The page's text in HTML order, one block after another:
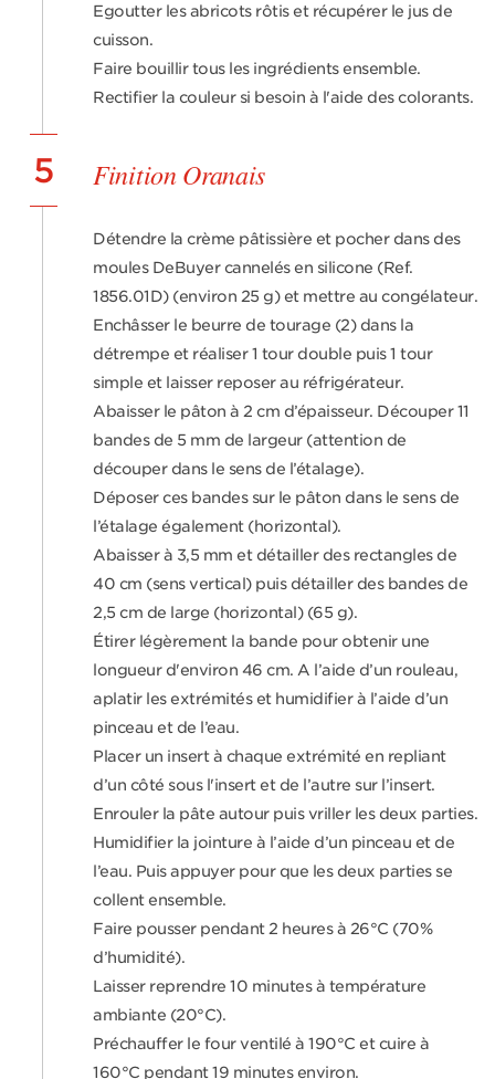
Egoutter les abricots rôtis et récupérer le jus de
cuisson.
Faire bouillir tous les ingrédients ensemble.
Rectifier la couleur si besoin à l'aide des colorants.
5 Finition Oranais
Détendre la crème pâtissière et pocher dans des
moules DeBuyer cannelés en silicone (Ref.
1856.01D) (environ 25 g) et mettre au congélateur.
Enchâsser le beurre de tourage (2) dans la
détrempe et réaliser 1 tour double puis 1 tour
simple et laisser reposer au réfrigérateur.
Abaisser le pâton à 2 cm d’épaisseur. Découper 11
bandes de 5 mm de largeur (attention de
découper dans le sens de l’étalage).
Déposer ces bandes sur le pâton dans le sens de
l’étalage également (horizontal).
Abaisser à 3,5 mm et détailler des rectangles de
40 cm (sens vertical) puis détailler des bandes de
2,5 cm de large (horizontal) (65 g).
Étirer légèrement la bande pour obtenir une
longueur d'environ 46 cm. A l’aide d’un rouleau,
aplatir les extrémités et humidifier à l’aide d’un
pinceau et de l’eau.
Placer un insert à chaque extrémité en repliant
d’un côté sous l'insert et de l’autre sur l’insert.
Enrouler la pâte autour puis vriller les deux parties.
Humidifier la jointure à l’aide d’un pinceau et de
l’eau. Puis appuyer pour que les deux parties se
collent ensemble.
Faire pousser pendant 2 heures à 26°C (70%
d’humidité).
Laisser reprendre 10 minutes à température
ambiante (20°C).
Préchauffer le four ventilé à 190°C et cuire à
160°C pendant 19 minutes environ.